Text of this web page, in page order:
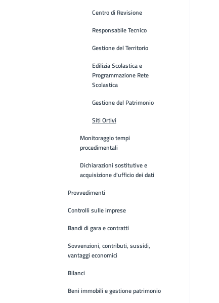
Centro di Revisione
Responsabile Tecnico
Gestione del Territorio
Edilizia Scolastica e
Programmazione Rete
Scolastica
Gestione del Patrimonio
Siti Ortivi
Monitoraggio tempi
procedimentali
Dichiarazioni sostitutive e
acquisizione d'ufficio dei dati
Provvedimenti
Controlli sulle imprese
Bandi di gara e contratti
Sovvenzioni, contributi, sussidi,
vantaggi economici
Bilanci
Beni immobili e gestione patrimonio